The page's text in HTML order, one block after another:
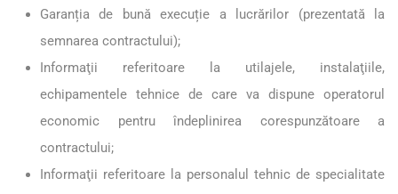
Garanția de bună execuție a lucrărilor (prezentată la
semnarea contractului);
Informaţii referitoare la utilajele, instalaţiile,
echipamentele tehnice de care va dispune operatorul
economic pentru îndeplinirea corespunzătoare a
contractului;
Informaţii referitoare la personalul tehnic de specialitate